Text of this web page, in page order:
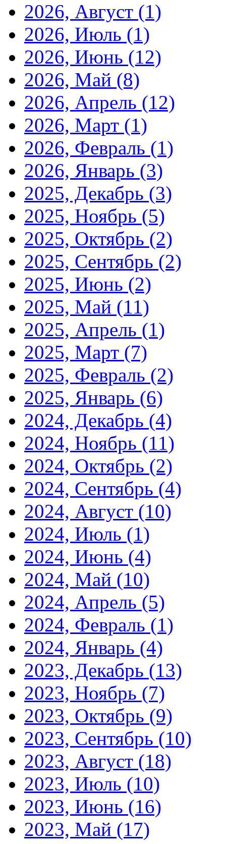
2026, Август (1)
2026, Июль (1)
2026, Июнь (12)
2026, Май (8)
2026, Апрель (12)
2026, Март (1)
2026, Февраль (1)
2026, Январь (3)
2025, Декабрь (3)
2025, Ноябрь (5)
2025, Октябрь (2)
2025, Сентябрь (2)
2025, Июнь (2)
2025, Май (11)
2025, Апрель (1)
2025, Март (7)
2025, Февраль (2)
2025, Январь (6)
2024, Декабрь (4)
2024, Ноябрь (11)
2024, Октябрь (2)
2024, Сентябрь (4)
2024, Август (10)
2024, Июль (1)
2024, Июнь (4)
2024, Май (10)
2024, Апрель (5)
2024, Февраль (1)
2024, Январь (4)
2023, Декабрь (13)
2023, Ноябрь (7)
2023, Октябрь (9)
2023, Сентябрь (10)
2023, Август (18)
2023, Июль (10)
2023, Июнь (16)
2023, Май (17)